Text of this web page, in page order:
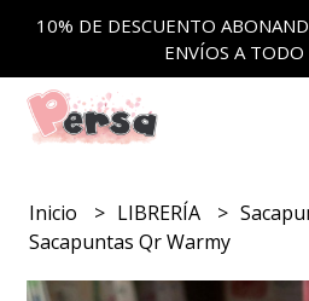
10% DE DESCUENTO
ENVÍOS A TODO
Inicio LIBRERÍA
Sacapuntas Qr Warmy